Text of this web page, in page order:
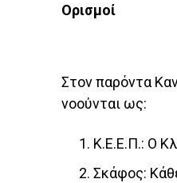
Ορισμοί
Στον παρόντα
νοούνται ως:
Κ.Ε.Ε.Π.: Ο
Σκάφος: